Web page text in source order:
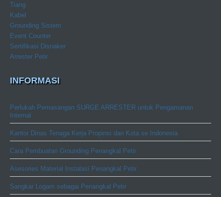
Tiang
Kabel
Grounding Sistem
Event Counter
Sertifikasi Disnaker
Arrester Petir
INFORMASI
Perlukah Pemasangan SURGE ARRESTER untuk Pengamanan
Internal
Kantor Dinas Tenaga Kerja Propinsi dan Kota se Indonesia
Cara Pembuatan Grounding Penangkal Petir
Asesories Material Instalasi Penangkal Petir
Sangkar Logam sebagai Penangkal Petir